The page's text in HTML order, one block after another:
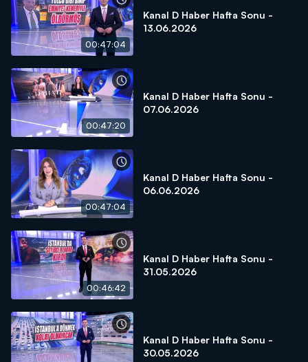
00:47:04
Kanal D Haber Hafta Sonu -
13.06.2026
00:47:20
Kanal D Haber Hafta Sonu -
07.06.2026
00:47:04
Kanal D Haber Hafta Sonu -
06.06.2026
00:46:42
Kanal D Haber Hafta Sonu -
31.05.2026
Kanal D Haber Hafta Sonu -
30.05.2026